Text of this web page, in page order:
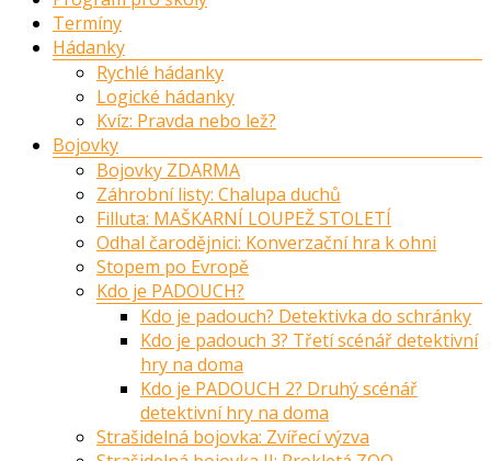
Termíny
Hádanky
Rychlé hádanky
Logické hádanky
Kvíz: Pravda nebo lež?
Bojovky
Bojovky ZDARMA
Záhrobní listy: Chalupa duchů
Filluta: MAŠKARNÍ LOUPEŽ STOLETÍ
Odhal čarodějnici: Konverzační hra k ohni
Stopem po Evropě
Kdo je PADOUCH?
Kdo je padouch? Detektivka do schránky
Kdo je padouch 3? Třetí scénář detektivní
hry na doma
Kdo je PADOUCH 2? Druhý scénář
detektivní hry na doma
Strašidelná bojovka: Zvířecí výzva